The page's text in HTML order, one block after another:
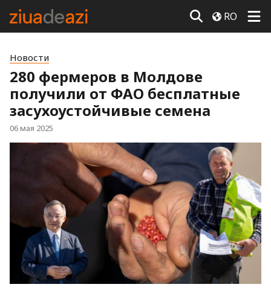
RO
Новости
280 фермеров в Молдове
получили от ФАО бесплатные
засухоустойчивые семена
06 мая 2025